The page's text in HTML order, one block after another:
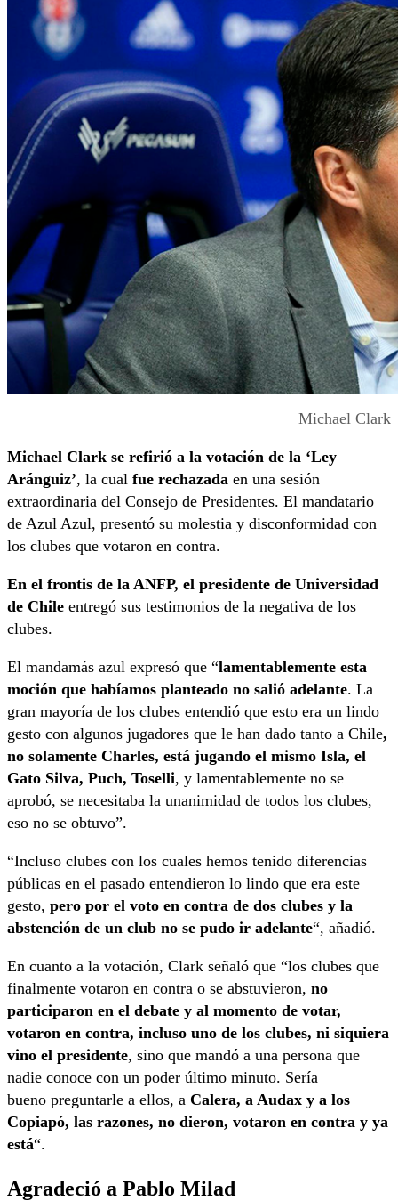
Michael Clark
Michael Clark se refirió a la votación de la ‘Ley
Aránguiz’, la cual fue rechazada en una sesión
extraordinaria del Consejo de Presidentes. El mandatario
de Azul Azul, presentó su molestia y disconformidad con
los clubes que votaron en contra.
En el frontis de la ANFP, el presidente de Universidad
de Chile entregó sus testimonios de la negativa de los
clubes.
El mandamás azul expresó que “lamentablemente esta
moción que habíamos planteado no salió adelante. La
gran mayoría de los clubes entendió que esto era un lindo
gesto con algunos jugadores que le han dado tanto a Chile,
no solamente Charles, está jugando el mismo Isla, el
Gato Silva, Puch, Toselli, y lamentablemente no se
aprobó, se necesitaba la unanimidad de todos los clubes,
eso no se obtuvo”.
“Incluso clubes con los cuales hemos tenido diferencias
públicas en el pasado entendieron lo lindo que era este
gesto, pero por el voto en contra de dos clubes y la
abstención de un club no se pudo ir adelante“, añadió.
En cuanto a la votación, Clark señaló que “los clubes que
finalmente votaron en contra o se abstuvieron, no
participaron en el debate y al momento de votar,
votaron en contra, incluso uno de los clubes, ni siquiera
vino el presidente, sino que mandó a una persona que
nadie conoce con un poder último minuto. Sería
bueno preguntarle a ellos, a Calera, a Audax y a los
Copiapó, las razones, no dieron, votaron en contra y ya
está“.
Agradeció a Pablo Milad